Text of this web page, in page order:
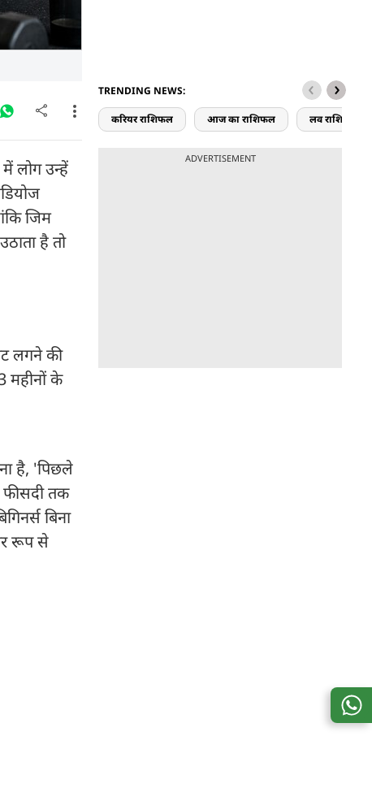
लोग उन्हें
जिम
है तो
लगने की
महीनों के
है, 'पिछले
तक
बिना
रूप से
TRENDING NEWS:
करियर राशिफल आज का राशिफल लव राशिफल
ADVERTISEMENT